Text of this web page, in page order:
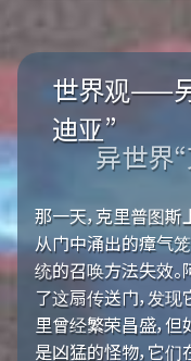
世界观——
迪亚”
异世界
那一天，克里普图
从门中涌出的瘴气
统的召唤方法失效
了这扇传送门，发
里曾经繁荣昌盛，
是凶猛的怪物，它